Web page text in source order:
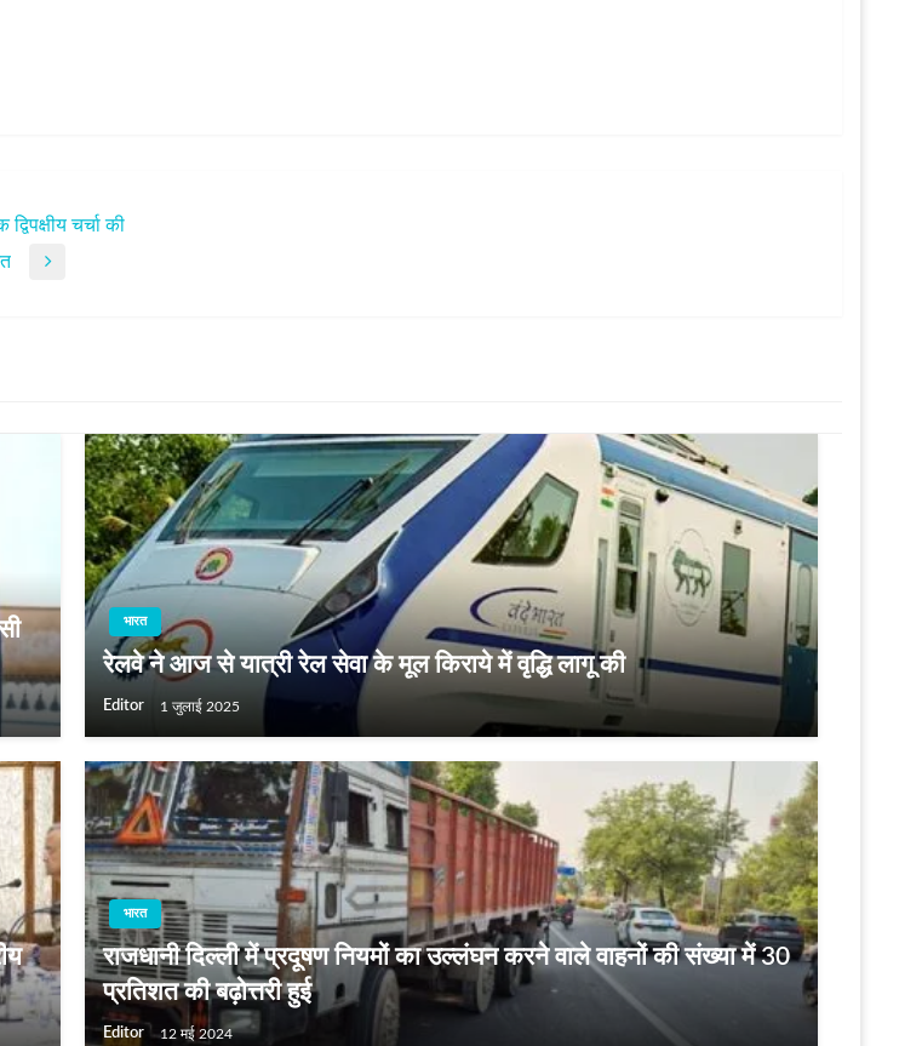
चर्चा की
भारत
रेलवे ने आज से यात्री रेल सेवा के मूल किराये में वृद्धि लागू की
Editor 1 जुलाई 2025
भारत
राजधानी दिल्ली में प्रदूषण नियमों का उल्लंघन करने वाले वाहनों की संख्या में 30
प्रतिशत की बढ़ोत्तरी हुई
Editor 12 मई 2024